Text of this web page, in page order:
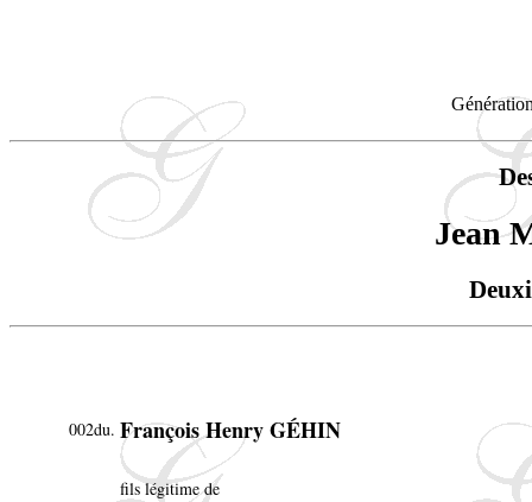
Jean
002du. François Henry GÉHIN
fils légitime de